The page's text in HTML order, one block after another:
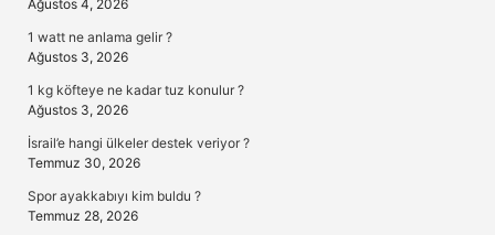
Ağustos 4, 2026
1 watt ne anlama gelir ?
Ağustos 3, 2026
1 kg köfteye ne kadar tuz konulur ?
Ağustos 3, 2026
İsrail’e hangi ülkeler destek veriyor ?
Temmuz 30, 2026
Spor ayakkabıyı kim buldu ?
Temmuz 28, 2026